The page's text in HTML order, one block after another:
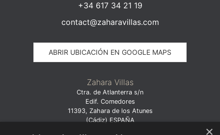
+34 617 34 21 19
contact@zaharavillas.com
ABRIR UBICACIÓN EN GOOGLE MAPS
Zahara Villas
Ctra. de Atlanterra s/n
Edif. Comedores
11393, Zahara de los Atunes
(Cádiz) ESPAÑA
×